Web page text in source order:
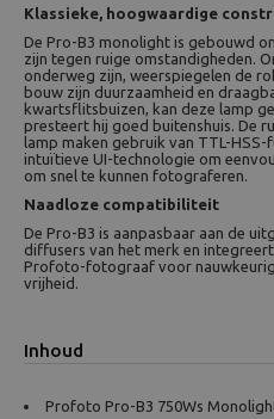
Klassieke, hoogwaardige
De Pro-B3 monolight is gebouwd
zijn tegen ruige omstandigheden.
onderweg zijn, weerspiegelen de
bouw zijn duurzaamheid en
kwartsflitsbuizen, kan deze lamp
presteert hij goed buitenshuis. De
lamp maken gebruik van TTL-
intuïtieve UI-technologie om
om snel te kunnen fotograferen.
Naadloze compatibiliteit
De Pro-B3 is aanpasbaar aan de
diffusers van het merk en
Profoto-fotograaf voor
vrijheid.
Inhoud
Profoto Pro-B3 750Ws